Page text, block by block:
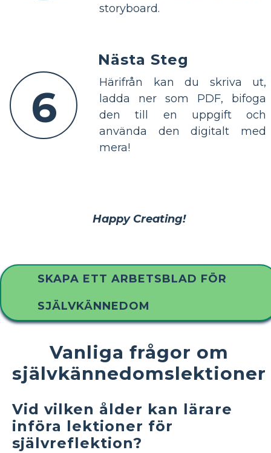
storyboard.
6
Nästa Steg
Härifrån kan du skriva ut,
ladda ner som PDF, bifoga
den till en uppgift och
använda den digitalt med
mera!
Happy Creating!
SKAPA ETT ARBETSBLAD FÖR
SJÄLVKÄNNEDOM
Vanliga frågor om
självkännedomslektioner
Vid vilken ålder kan lärare
införa lektioner för
självreflektion?